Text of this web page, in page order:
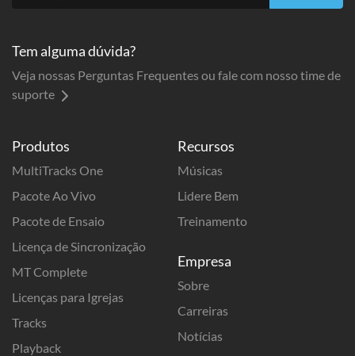
Produtos
MultiTracks One
Pacote Ao Vivo
Pacote de Ensaio
Licença de Sincronização
MT Complete
Licenças para Igrejas
Tracks
Playback
Recursos
Músicas
Lidere Bem
Treinamento
Empresa
Sobre
Carreiras
Notícias
Tem alguma dúvida?
Veja nossas Perguntas Frequentes ou fale com nosso time de
suporte